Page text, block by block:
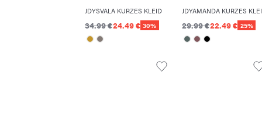
JDYSVALA KURZES KLEID
34.99 €24.49 € 30%
JDYAMANDA KURZES
29.99 €22.49 € 25%